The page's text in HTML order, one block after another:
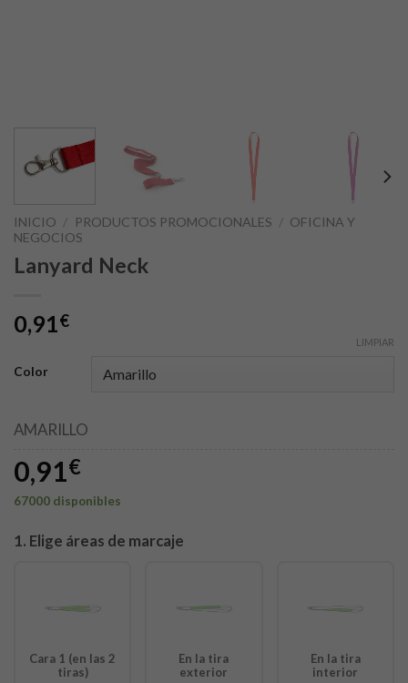
INICIO / PRODUCTOS PROMOCIONALES / OFICINA Y
NEGOCIOS
Lanyard Neck
0,91€
Color
LIMPIAR
AMARILLO
0,91€
67000 disponibles
1. Elige áreas de marcaje
Cara 1 (en las 2
tiras)
En la tira
exterior
En la tira
interior